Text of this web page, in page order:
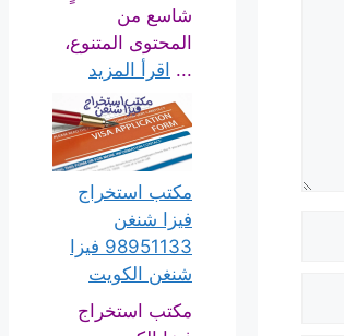
شاسع من
المحتوى المتنوع،
... اقرأ المزيد
مكتب استخراج
فيزا شنغن
98951133 فيزا
شنغن الكويت
مكتب استخراج